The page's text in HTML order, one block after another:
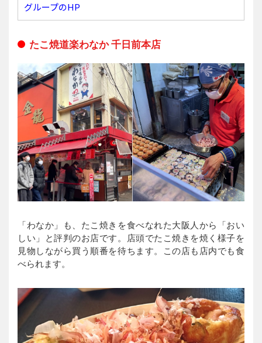
グループのHP
たこ焼道楽わなか 千日前本店
「わなか」も、たこ焼きを食べなれた大阪人から「おい
しい」と評判のお店です。店頭でたこ焼きを焼く様子を
見物しながら買う順番を待ちます。この店も店内でも食
べられます。